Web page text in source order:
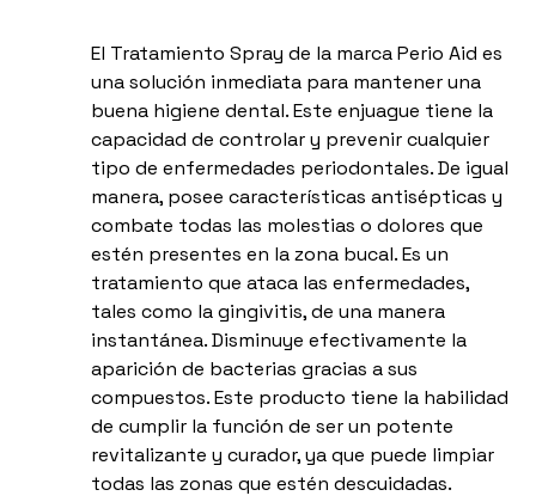
El Tratamiento Spray de la marca Perio Aid es
una solución inmediata para mantener una
buena higiene dental. Este enjuague tiene la
capacidad de controlar y prevenir cualquier
tipo de enfermedades periodontales. De igual
manera, posee características antisépticas y
combate todas las molestias o dolores que
estén presentes en la zona bucal. Es un
tratamiento que ataca las enfermedades,
tales como la gingivitis, de una manera
instantánea. Disminuye efectivamente la
aparición de bacterias gracias a sus
compuestos. Este producto tiene la habilidad
de cumplir la función de ser un potente
revitalizante y curador, ya que puede limpiar
todas las zonas que estén descuidadas.